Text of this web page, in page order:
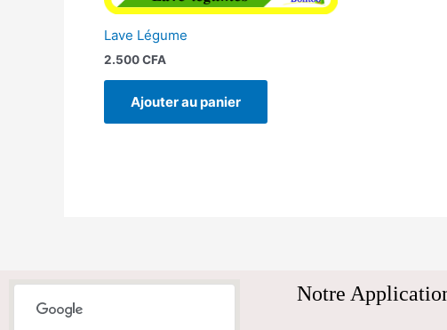
Lave Légume
2.500CFA
Ajouter au panier
Notre